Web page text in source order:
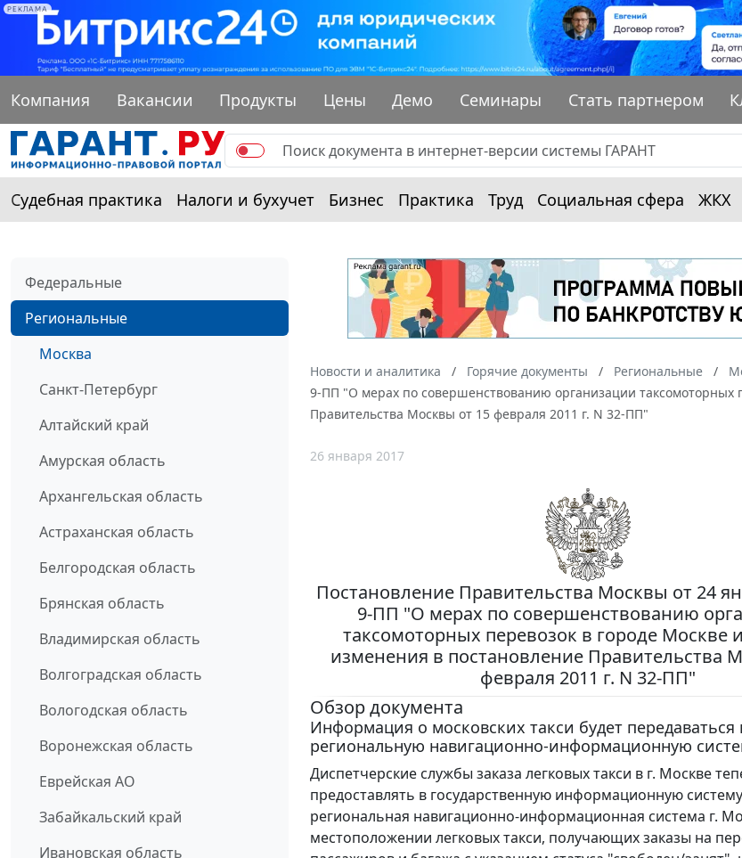
РЕКЛАМА
Компания Вакансии Продукты Цены Демо Семинары Стать партнером
Судебная практика Налоги и бухучет Бизнес Практика Труд Социальная сфера ЖКХ
Федеральные
Региональные
Москва
Санкт-Петербург
Алтайский край
Амурская область
Архангельская область
Астраханская область
Белгородская область
Брянская область
Владимирская область
Волгоградская область
Вологодская область
Воронежская область
Еврейская АО
Забайкальский край
Ивановская область
Новости и аналитика Горячие документы Региональные
9-ПП "О мерах по совершенствованию организации таксомоторных
Правительства Москвы от 15 февраля 2011 г. N 32-ПП"
26 января 2017
Постановление Правительства Москвы от 24
9-ПП "О мерах по совершенствованию
таксомоторных перевозок в городе Москве
изменения в постановление Правительства
февраля 2011 г. N 32-ПП"
Обзор документа
Информация о московских такси будет передаваться
региональную навигационно-информационную
Диспетчерские службы заказа легковых такси в г. Москве
предоставлять в государственную информационную
региональная навигационно-информационная система г.
местоположении легковых такси, получающих заказы на